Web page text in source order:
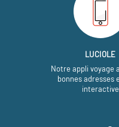
LUCIOLE
Notre appli voyage
bonnes adresses
interactive